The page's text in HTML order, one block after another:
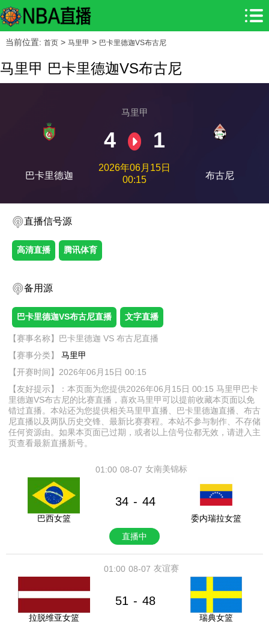
当前位置: 首页> 马里甲 > 巴卡里德迦VS布古尼
马里甲 巴卡里德迦VS布古尼
巴卡里德迦
马里甲
4 1
2026年06月15日
00:15
布古尼
直播信号源
高清直播 腾讯体育
备用源
巴卡里德迦VS布古尼直播 文字直播
【赛事名称】巴卡里德迦 VS 布古尼直播
【赛事分类】 马里甲
【开赛时间】2026年06月15日 00:15
【友好提示】：本页面为您提供2026年06月15日 00:15 马里甲巴卡
里德迦VS布古尼的比赛直播，喜欢马里甲可以提前收藏本页面以免
错过直播。本站还为您提供相关马里甲直播、巴卡里德迦直播、布古
尼直播以及两队历史交锋、最新比赛赛程。本站不参与制作、不存储
任何资源由。如果本页面已过期，或者以上信号位都无效，请进入主
页查看最新直播新号。
08-07
01:00 女南美锦标
巴西女篮
34 - 44
委内瑞拉女篮
直播中
08-07
01:00 友谊赛
拉脱维亚女篮
51 - 48
瑞典女篮